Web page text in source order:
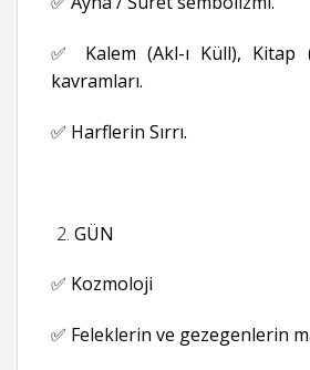
✅ Kalem (Akl-ı Küll), Kitap
kavramları.
✅ Harflerin Sırrı.
GÜN
✅ Kozmoloji
✅ Feleklerin ve gezegenlerin